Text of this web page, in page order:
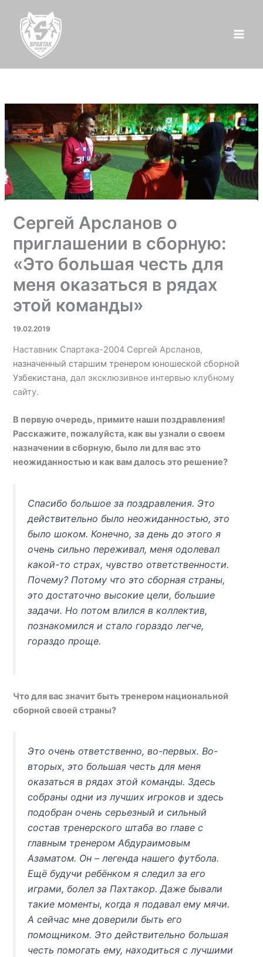
содержимому
Сергей Арсланов о
приглашении в сборную:
«Это большая честь для
меня оказаться в рядах
этой команды»
19.02.2019
Наставник Спартака-2004 Сергей Арсланов,
назначенный старшим тренером юношеской сборной
Узбекистана, дал эксклюзивное интервью клубному
сайту.
В первую очередь, примите наши поздравления!
Расскажите, пожалуйста, как вы узнали о своем
назначении в сборную, было ли для вас это
неожиданностью и как вам далось это решение?
Спасибо большое за поздравления. Это
действительно было неожиданностью, это
было шоком. Конечно, за день до этого я
очень сильно переживал, меня одолевал
какой-то страх, чувство ответственности.
Почему? Потому что это сборная страны,
это достаточно высокие цели, большие
задачи. Но потом влился в коллектив,
познакомился и стало гораздо легче,
гораздо проще.
Что для вас значит быть тренером национальной
сборной своей страны?
Это очень ответственно, во-первых. Во-
вторых, это большая честь для меня
оказаться в рядах этой команды. Здесь
собраны одни из лучших игроков и здесь
подобран очень серьезный и сильный
состав тренерского штаба во главе с
главным тренером Абдураимовым
Азаматом. Он – легенда нашего футбола.
Ещё будучи ребёнком я следил за его
играми, болел за Пахтакор. Даже бывали
такие моменты, когда я подавал ему мячи.
А сейчас мне доверили быть его
помощником. Это действительно большая
честь помогать ему, находиться с лучшими